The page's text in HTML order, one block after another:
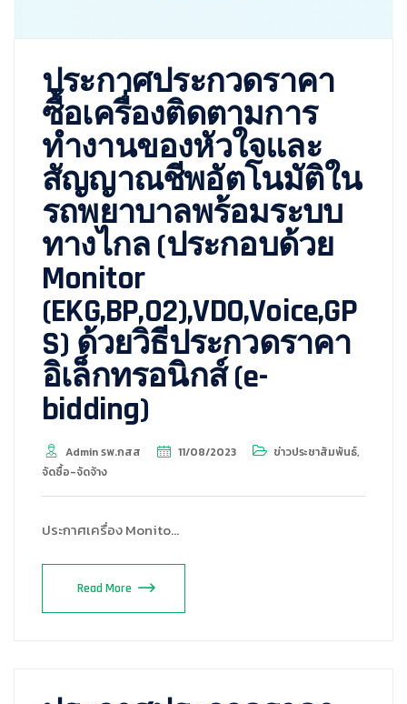
ประกาศประกวดราคา
ซื้อเครื่องติดตามการ
ทำงานของหัวใจและ
สัญญาณชีพอัตโนมัติใน
รถพยาบาลพร้อมระบบ
ทางไกล (ประกอบด้วย
Monitor
(EKG,BP,O2),VDO,Voice,GP
S) ด้วยวิธีประกวดราคา
อิเล็กทรอนิกส์ (e-
bidding)
Admin รพ.กสส 11/08/2023 ข่าวประชาสัมพันธ์,
จัดซื้อ-จัดจ้าง
ประกาศเครื่อง Monito…
Read More